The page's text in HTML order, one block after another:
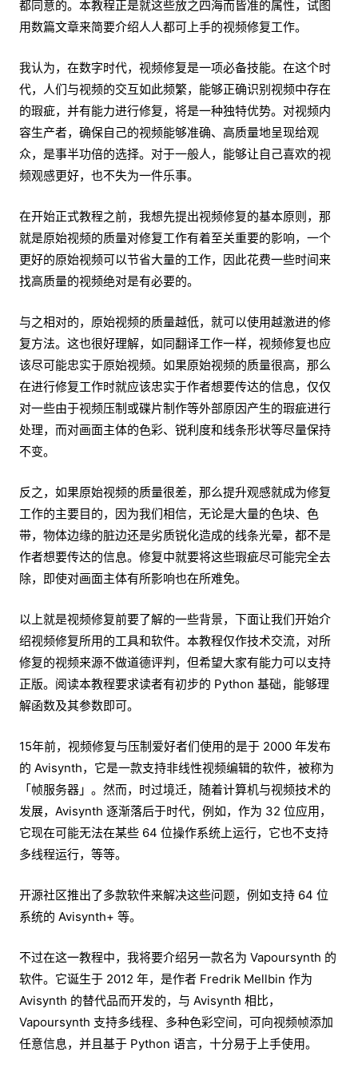
都同意的。本教程正是就这些放之四海而皆准的属性，试图
用数篇文章来简要介绍人人都可上手的视频修复工作。
我认为，在数字时代，视频修复是一项必备技能。在这个时
代，人们与视频的交互如此频繁，能够正确识别视频中存在
的瑕疵，并有能力进行修复，将是一种独特优势。对视频内
容生产者，确保自己的视频能够准确、高质量地呈现给观
众，是事半功倍的选择。对于一般人，能够让自己喜欢的视
频观感更好，也不失为一件乐事。
在开始正式教程之前，我想先提出视频修复的基本原则，那
就是原始视频的质量对修复工作有着至关重要的影响，一个
更好的原始视频可以节省大量的工作，因此花费一些时间来
找高质量的视频绝对是有必要的。
与之相对的，原始视频的质量越低，就可以使用越激进的修
复方法。这也很好理解，如同翻译工作一样，视频修复也应
该尽可能忠实于原始视频。如果原始视频的质量很高，那么
在进行修复工作时就应该忠实于作者想要传达的信息，仅仅
对一些由于视频压制或碟片制作等外部原因产生的瑕疵进行
处理，而对画面主体的色彩、锐利度和线条形状等尽量保持
不变。
反之，如果原始视频的质量很差，那么提升观感就成为修复
工作的主要目的，因为我们相信，无论是大量的色块、色
带，物体边缘的脏边还是劣质锐化造成的线条光晕，都不是
作者想要传达的信息。修复中就要将这些瑕疵尽可能完全去
除，即使对画面主体有所影响也在所难免。
以上就是视频修复前要了解的一些背景，下面让我们开始介
绍视频修复所用的工具和软件。本教程仅作技术交流，对所
修复的视频来源不做道德评判，但希望大家有能力可以支持
正版。阅读本教程要求读者有初步的 Python 基础，能够理
解函数及其参数即可。
15年前，视频修复与压制爱好者们使用的是于 2000 年发布
的 Avisynth，它是一款支持非线性视频编辑的软件，被称为
「帧服务器」。然而，时过境迁，随着计算机与视频技术的
发展，Avisynth 逐渐落后于时代，例如，作为 32 位应用，
它现在可能无法在某些 64 位操作系统上运行，它也不支持
多线程运行，等等。
开源社区推出了多款软件来解决这些问题，例如支持 64 位
系统的 Avisynth+ 等。
不过在这一教程中，我将要介绍另一款名为 Vapoursynth 的
软件。它诞生于 2012 年，是作者 Fredrik Mellbin 作为
Avisynth 的替代品而开发的，与 Avisynth 相比，
Vapoursynth 支持多线程、多种色彩空间，可向视频帧添加
任意信息，并且基于 Python 语言，十分易于上手使用。